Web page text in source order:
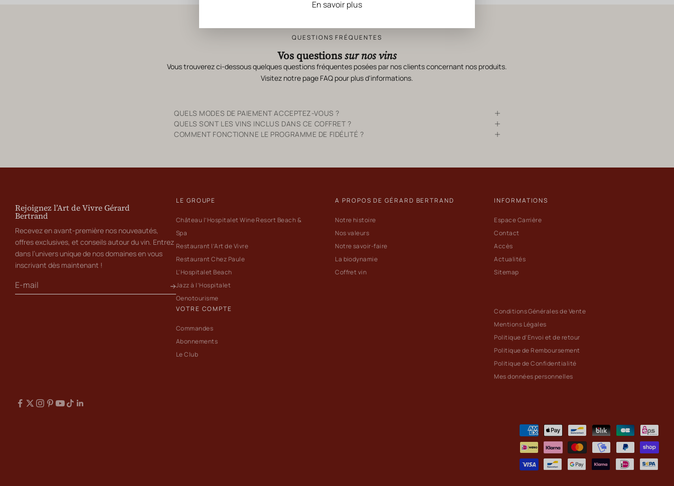
En savoir plus
QUESTIONS FRÉQUENTES
Vos questionssur nos vins
Vous trouverez ci-dessous quelques questions fréquentes posées par nos clients concernant nos produits.
Visitez notre page FAQ pour plus d'informations.
QUELS MODES DE PAIEMENT ACCEPTEZ-VOUS ?
QUELS SONT LES VINS INCLUS DANS CE COFFRET ?
COMMENT FONCTIONNE LE PROGRAMME DE FIDÉLITÉ ?
Rejoignez l’Art de Vivre Gérard
Bertrand
Recevez en avant-première nos nouveautés,
offres exclusives, et conseils autour du vin. Entrez
dans l’univers unique de nos domaines en vous
inscrivant dès maintenant !
LE GROUPE
Château l’Hospitalet Wine Resort Beach &
Spa
Restaurant l’Art de Vivre
Restaurant Chez Paule
L'Hospitalet Beach
Jazz à l’Hospitalet
Oenotourisme
A PROPOS DE GÉRARD BERTRAND
Notre histoire
Nos valeurs
Notre savoir-faire
La biodynamie
Coffret vin
INFORMATIONS
Espace Carrière
Contact
Accès
Actualités
Sitemap
VOTRE COMPTE
Commandes
Abonnements
Le Club
Conditions Générales de Vente
Mentions Légales
Politique d'Envoi et de retour
Politique de Remboursement
Politique de Confidentialité
Mes données personnelles